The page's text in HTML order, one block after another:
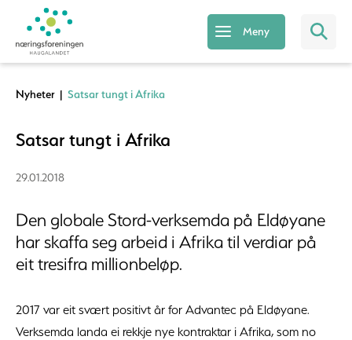
Meny
Nyheter | Satsar tungt i Afrika
Satsar tungt i Afrika
29.01.2018
Den globale Stord-verksemda på Eldøyane
har skaffa seg arbeid i Afrika til verdiar på
eit tresifra millionbeløp.
2017 var eit svært positivt år for Advantec på Eldøyane.
Verksemda landa ei rekkje nye kontraktar i Afrika, som no